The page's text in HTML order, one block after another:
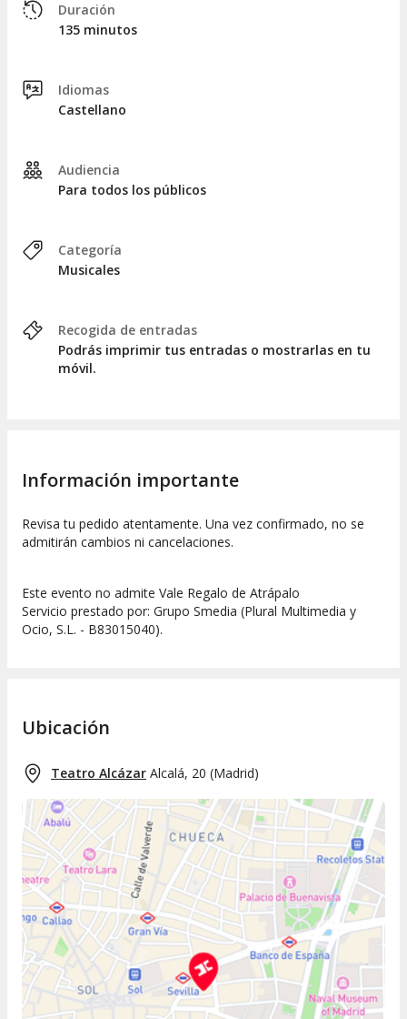
Duración
135 minutos
Idiomas
Castellano
Audiencia
Para todos los públicos
Categoría
Musicales
Recogida de entradas
Podrás imprimir tus entradas o mostrarlas en tu
móvil.
Información importante
Revisa tu pedido atentamente. Una vez confirmado, no se
admitirán cambios ni cancelaciones.
Este evento no admite Vale Regalo de Atrápalo
Servicio prestado por: Grupo Smedia (Plural Multimedia y
Ocio, S.L. - B83015040).
Ubicación
Teatro Alcázar Alcalá, 20 (Madrid)